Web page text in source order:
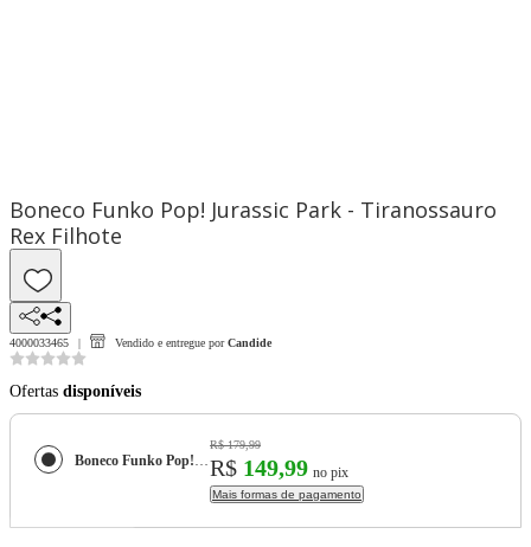
Boneco Funko Pop! Jurassic Park - Tiranossauro
Rex Filhote
4000033465 Vendido e entregue por Candide
Ofertas disponíveis
Boneco Funko Pop! Jurassic Park - Tiranossauro Rex Filhote
R$ 179,99
R$ 149,99 no pix
Mais formas de pagamento